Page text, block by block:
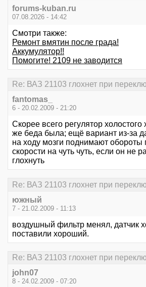
forums-kuban.ru
07.08.2026 - 14:42
Смотри также:
Ремонт вмятин после града!
Аккумулятор!!
Помогите! 2109 не заводится
Re: ВАЗ 21103 глохнет при
fantomas_
6 - 20.02.2009 - 21:20
Скорее всего регулятор холостого
же беда была; ещё вариант из-за
на ходу мозги поднимают обороты
скорости на чуть чуть, если он не
глохнуть
Re: ВАЗ 21103 глохнет при
южный
7 - 21.02.2009 - 11:13
воздушный фильтр менял, датчик
поставили хороший.
Re: ВАЗ 21103 глохнет при
john07
8 - 24.02.2009 - 07:20